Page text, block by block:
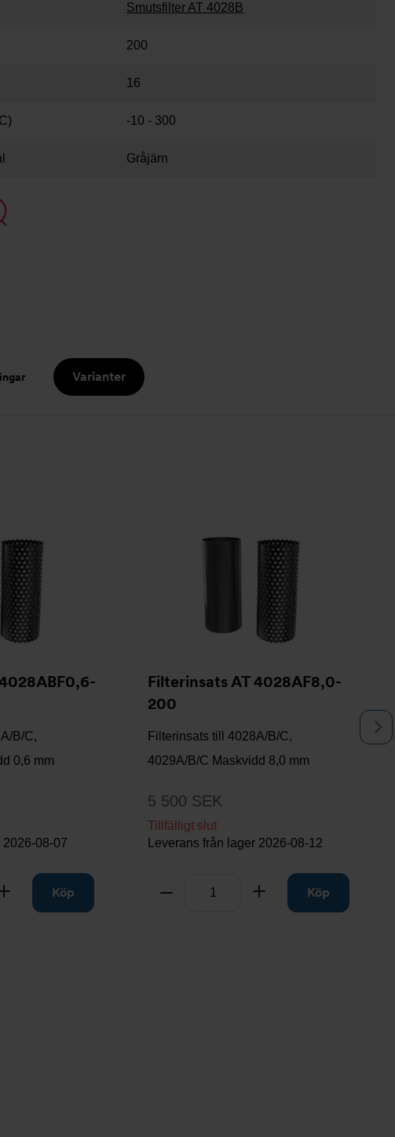
Smutsfilter AT 4028B
200
16
-10 - 300
Gråjärn
Varianter
B/C,
0,6 mm
2026-08-07
Lägg tillKöp
Filterinsats AT 4028AF8,0-
200
Filterinsats till 4028A/B/C,
4029A/B/C Maskvidd 8,0 mm
5 500 SEK
Tillfälligt slut
Leverans från lager 2026-08-12
Ta bort Lägg tillKöp